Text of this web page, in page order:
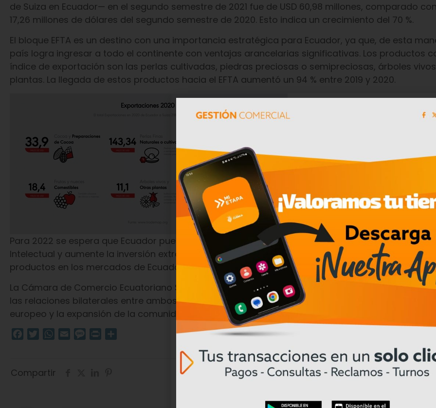
de Suiza en Ecuador— en el segundo semestre de 2021 fue de USD 60,98 millones, comparado
17,26 millones de dólares del segundo semestre de 2020. Esto indica un crecimiento del 70 %.
El bloque EFTA es un destino con una importancia estratégica para Ecuador, ya que, de esta
país logra ingresar a todo el continente con ventajas arancelarias significativas. Los productos
índice de exportación son las perlas cultivadas, piedras preciosas o semipreciosas, árboles
plantas. La llegada de estos productos hacia el EFTA aumentó un 94 % entre 2019 y 2020.
Para 2022 se espera que Ecuador pueda fortalezca las condiciones de protección a la Propiedad
Intelectual y aumente la inversión extranjera, por consiguiente, existirá una mayor penetración
productos en los mercados de Ecuador y EFTA con incremento de inversiones bilaterales.
La Cámara de Comercio Ecuatoriano Suiza opera en Ecuador desde hace un año. Su objetivo es
las relaciones bilaterales entre ambos países y reforzar la presencia comercial de Ecuador en el
europeo y la expansión de la comunidad empresarial suiza en Ecuador.
Facebook
TwitterWhatsApp
Email Message
Print
Compartir